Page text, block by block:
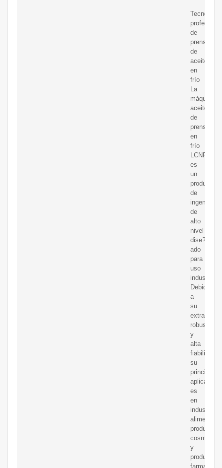
Tecnología
profesional
de
prensado
de
aceite
en
frío
La
máquina
aceitera
de
prensado
en
frío
LCNF6000
es
un
producto
de
ingeniería
de
alto
nivel
dise?
ado
para
uso
industrial.
Debido
a
su
robustez
y
alta
fiabilidad
su
principal
aplicación
es
en
industrias
productos
y
producción